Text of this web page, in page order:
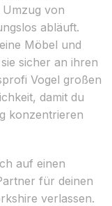
Umzug von
abläuft.
Möbel und
sicher an ihren
Vogel großen
damit du
konzentrieren
auf einen
für deinen
verlassen.